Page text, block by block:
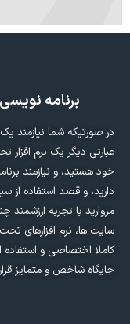
برنامه
در صورتیکه شما نیازمند
عبارتی دیگر یک نرم
خود هستید، و نیازمند
دارید، و قصد استفاده از
مروارید با تجربه
سایت ها، نرم افزارهای
کاملا اختصاصی و استفاده
جایگاه شاخص و متمایز